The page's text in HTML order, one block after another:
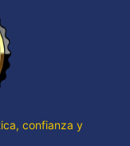
confianza y